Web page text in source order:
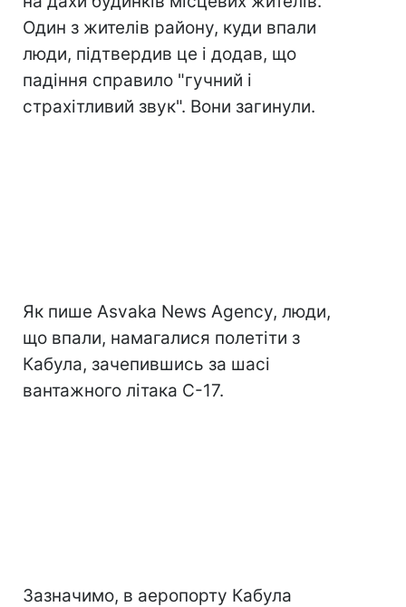
Один з жителів району, куди впали
люди, підтвердив це і додав, що
падіння справило "гучний і
страхітливий звук". Вони загинули.
Як пише Asvaka News Agency, люди,
що впали, намагалися полетіти з
Кабула, зачепившись за шасі
вантажного літака C-17.
Зазначимо, в аеропорту Кабула